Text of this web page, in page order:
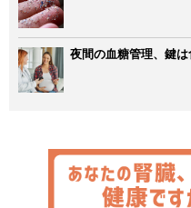
夜間の血糖管理、鍵